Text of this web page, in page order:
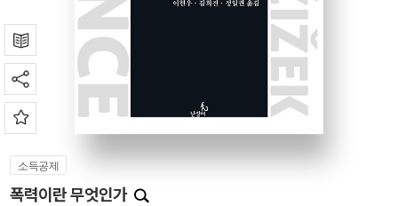
소득공제
폭력이란 무엇인가